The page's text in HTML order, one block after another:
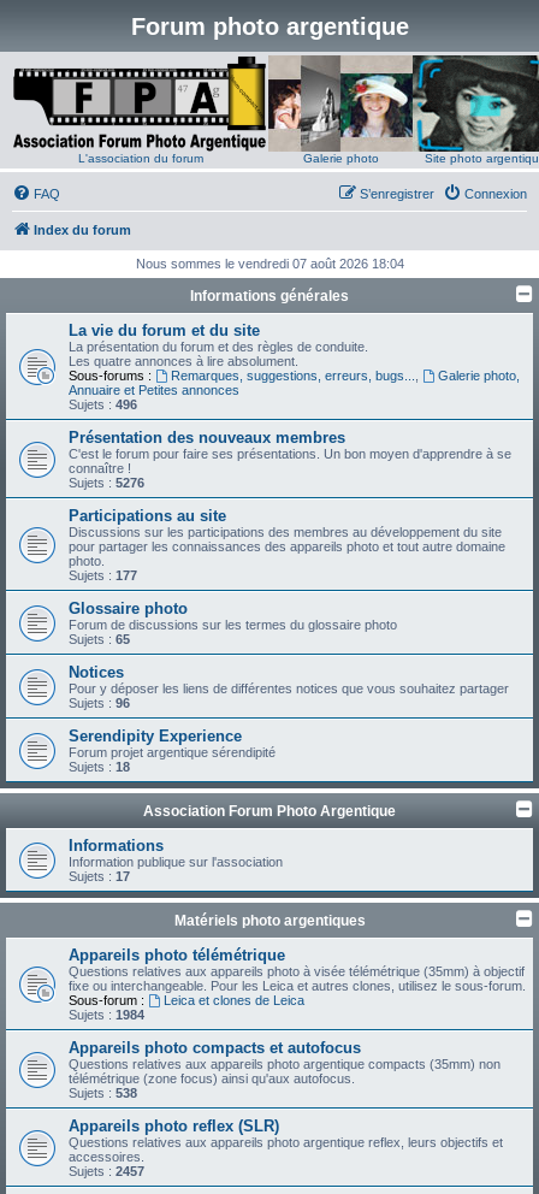
Forum photo argentique
L'association du forum Galerie photo Site photo
FAQ Connexion
S’enregistrer
Index du forum
Nous sommes le vendredi 07 août 2026 18:04
Informations générales
La vie du forum et du site
La présentation du forum et des règles de conduite.
Les quatre annonces à lire absolument.
Sous-forums :
Remarques, suggestions, erreurs, bugs...
Galerie photo,
Annuaire et Petites annonces
Sujets : 496
Présentation des nouveaux membres
C'est le forum pour faire ses présentations. Un bon moyen d'apprendre à se
connaître !
Sujets : 5276
Participations au site
Discussions sur les participations des membres au développement du site
pour partager les connaissances des appareils photo et tout autre domaine
photo.
Sujets : 177
Glossaire photo
Forum de discussions sur les termes du glossaire photo
Sujets : 65
Notices
Pour y déposer les liens de différentes notices que vous souhaitez partager
Sujets : 96
Serendipity Experience
Forum projet argentique sérendipité
Sujets : 18
Association Forum Photo Argentique
Informations
Information publique sur l'association
Sujets : 17
Matériels photo argentiques
Appareils photo télémétrique
Questions relatives aux appareils photo à visée télémétrique (35mm) à objectif
fixe ou interchangeable. Pour les Leica et autres clones, utilisez le sous-forum.
Sous-forum :
Leica et clones de Leica
Sujets : 1984
Appareils photo compacts et autofocus
Questions relatives aux appareils photo argentique compacts (35mm) non
télémétrique (zone focus) ainsi qu'aux autofocus.
Sujets : 538
Appareils photo reflex (SLR)
Questions relatives aux appareils photo argentique reflex, leurs objectifs et
accessoires.
Sujets : 2457